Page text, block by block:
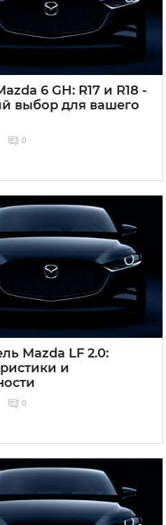
6 GH: R17 и R18 -
выбор для вашего
0
Mazda LF 2.0:
и
0